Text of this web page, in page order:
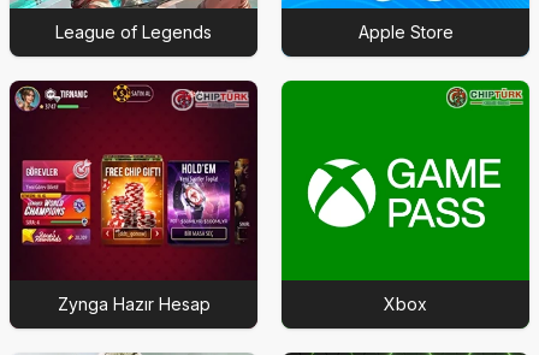
League of Legends Apple Store
Zynga Hazır Hesap Xbox